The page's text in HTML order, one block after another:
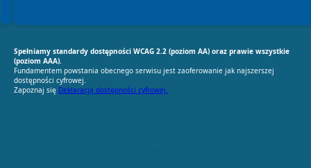
Spełniamy standardy dostępności WCAG 2.2 (poziom AA) oraz prawie wszystkie
(poziom AAA).
Fundamentem powstania obecnego serwisu jest zaoferowanie jak najszerszej
dostępności cyfrowej.
Zapoznaj się Deklaracją dostępności cyfrowej.